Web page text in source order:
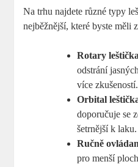
Na trhu najdete různé typy
nejběžnější, které byste měli
Rotary leštička
odstrání
více zkušeností.
Orbital
doporučuje se
šetrnější k laku.
Ručně
pro menší